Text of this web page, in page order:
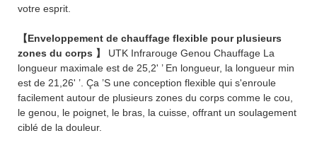
votre esprit.
【Enveloppement de chauffage flexible pour plusieurs
zones du corps 】 UTK Infrarouge Genou Chauffage La
longueur maximale est de 25,2' ’ En longueur, la longueur min
est de 21,26' ’. Ça ’S une conception flexible qui s'enroule
facilement autour de plusieurs zones du corps comme le cou,
le genou, le poignet, le bras, la cuisse, offrant un soulagement
ciblé de la douleur.